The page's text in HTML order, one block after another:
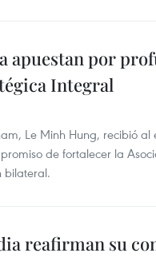
apuestan por
Integral
Le Minh Hung, recibió
de fortalecer la
bilateral.
reafirman su